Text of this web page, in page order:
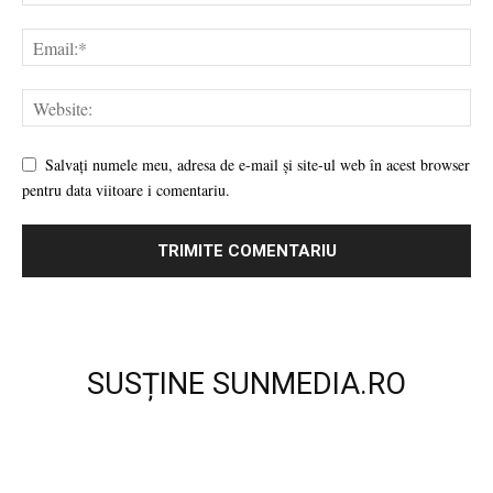
Salvați numele meu, adresa de e-mail și site-ul web în acest browser
pentru data viitoare i comentariu.
SUSȚINE SUNMEDIA.RO